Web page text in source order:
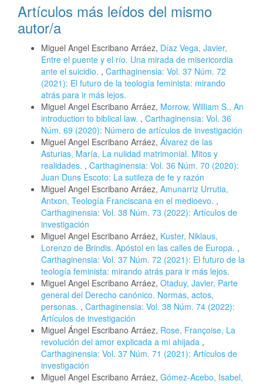
Artículos más leídos del mismo
autor/a
Miguel Angel Escribano Arráez, Díaz Vega, Javier,
Entre el puente y el río. Una mirada de misericordia
ante el suicidio. , Carthaginensia: Vol. 37 Núm. 72
(2021): El futuro de la teología feminista: mirando
atrás para ir más lejos.
Miguel Angel Escribano Arráez, Morrow, William S., An
introduction to biblical law. , Carthaginensia: Vol. 36
Núm. 69 (2020): Número de artículos de investigación
Miguel Angel Escribano Arráez, Álvarez de las
Asturias, María, La nulidad matrimonial. Mitos y
realidades. , Carthaginensia: Vol. 36 Núm. 70 (2020):
Juan Duns Escoto: La sutileza de fe y razón
Miguel Angel Escribano Arráez, Amunarriz Urrutia,
Antxon, Teología Franciscana en el medioevo. ,
Carthaginensia: Vol. 38 Núm. 73 (2022): Artículos de
investigación
Miguel Angel Escribano Arráez, Kuster, Niklaus,
Lorenzo de Brindis. Apóstol en las calles de Europa. ,
Carthaginensia: Vol. 37 Núm. 72 (2021): El futuro de la
teología feminista: mirando atrás para ir más lejos.
Miguel Angel Escribano Arráez, Otaduy, Javier, Parte
general del Derecho canónico. Normas, actos,
personas. , Carthaginensia: Vol. 38 Núm. 74 (2022):
Artículos de investigación
Miguel Ángel Escribano Arráez, Rose, Françoise, La
revolución del amor explicada a mi ahijada ,
Carthaginensia: Vol. 37 Núm. 71 (2021): Artículos de
investigación
Miguel Angel Escribano Arráez, Gómez-Acebo, Isabel,